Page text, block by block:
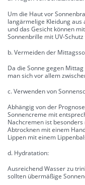
Um die Haut vor
langärmelige Kleidung
und das Gesicht können
Sonnenbrille mit UV-
b. Vermeiden der
Da die Sonne gegen
man sich vor allem
c. Verwenden von
Abhängig von der
Sonnencreme mit
Nachcremen ist
Abtrocknen mit einem
Lippen mit einem
d. Hydratation:
Ausreichend Wasser zu
sollten übermäßige